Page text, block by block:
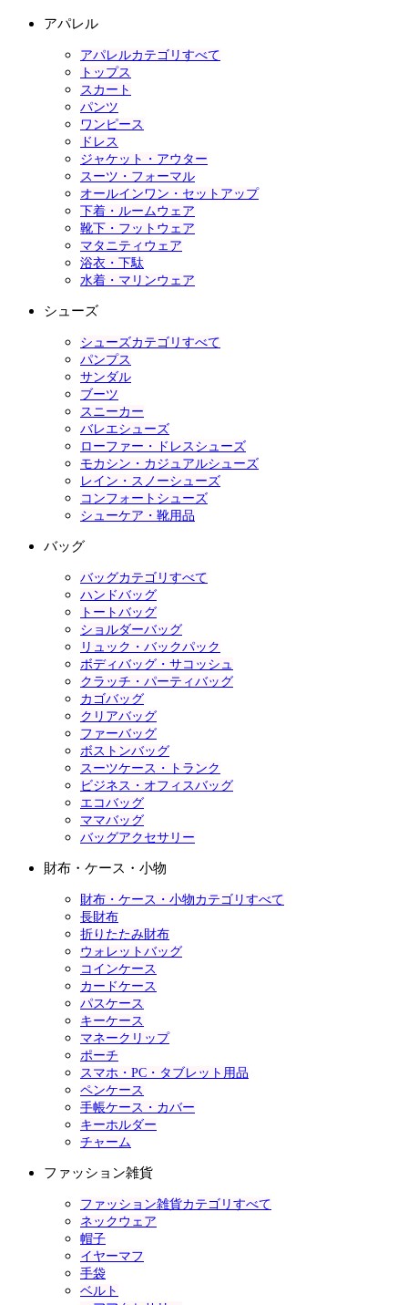
アパレル
アパレルカテゴリすべて
トップス
スカート
パンツ
ワンピース
ドレス
ジャケット・アウター
スーツ・フォーマル
オールインワン・セットアップ
下着・ルームウェア
靴下・フットウェア
マタニティウェア
浴衣・下駄
水着・マリンウェア
シューズ
シューズカテゴリすべて
パンプス
サンダル
ブーツ
スニーカー
バレエシューズ
ローファー・ドレスシューズ
モカシン・カジュアルシューズ
レイン・スノーシューズ
コンフォートシューズ
シューケア・靴用品
バッグ
バッグカテゴリすべて
ハンドバッグ
トートバッグ
ショルダーバッグ
リュック・バックパック
ボディバッグ・サコッシュ
クラッチ・パーティバッグ
カゴバッグ
クリアバッグ
ファーバッグ
ボストンバッグ
スーツケース・トランク
ビジネス・オフィスバッグ
エコバッグ
ママバッグ
バッグアクセサリー
財布・ケース・小物
財布・ケース・小物カテゴリすべて
長財布
折りたたみ財布
ウォレットバッグ
コインケース
カードケース
パスケース
キーケース
マネークリップ
ポーチ
スマホ・PC・タブレット用品
ペンケース
手帳ケース・カバー
キーホルダー
チャーム
ファッション雑貨
ファッション雑貨カテゴリすべて
ネックウェア
帽子
イヤーマフ
手袋
ベルト